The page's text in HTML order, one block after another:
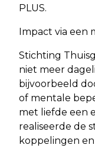
PLUS.
Impact via een
Stichting
niet meer
bijvoorbeeld
of mentale
met liefde een
realiseerde de
koppelingen